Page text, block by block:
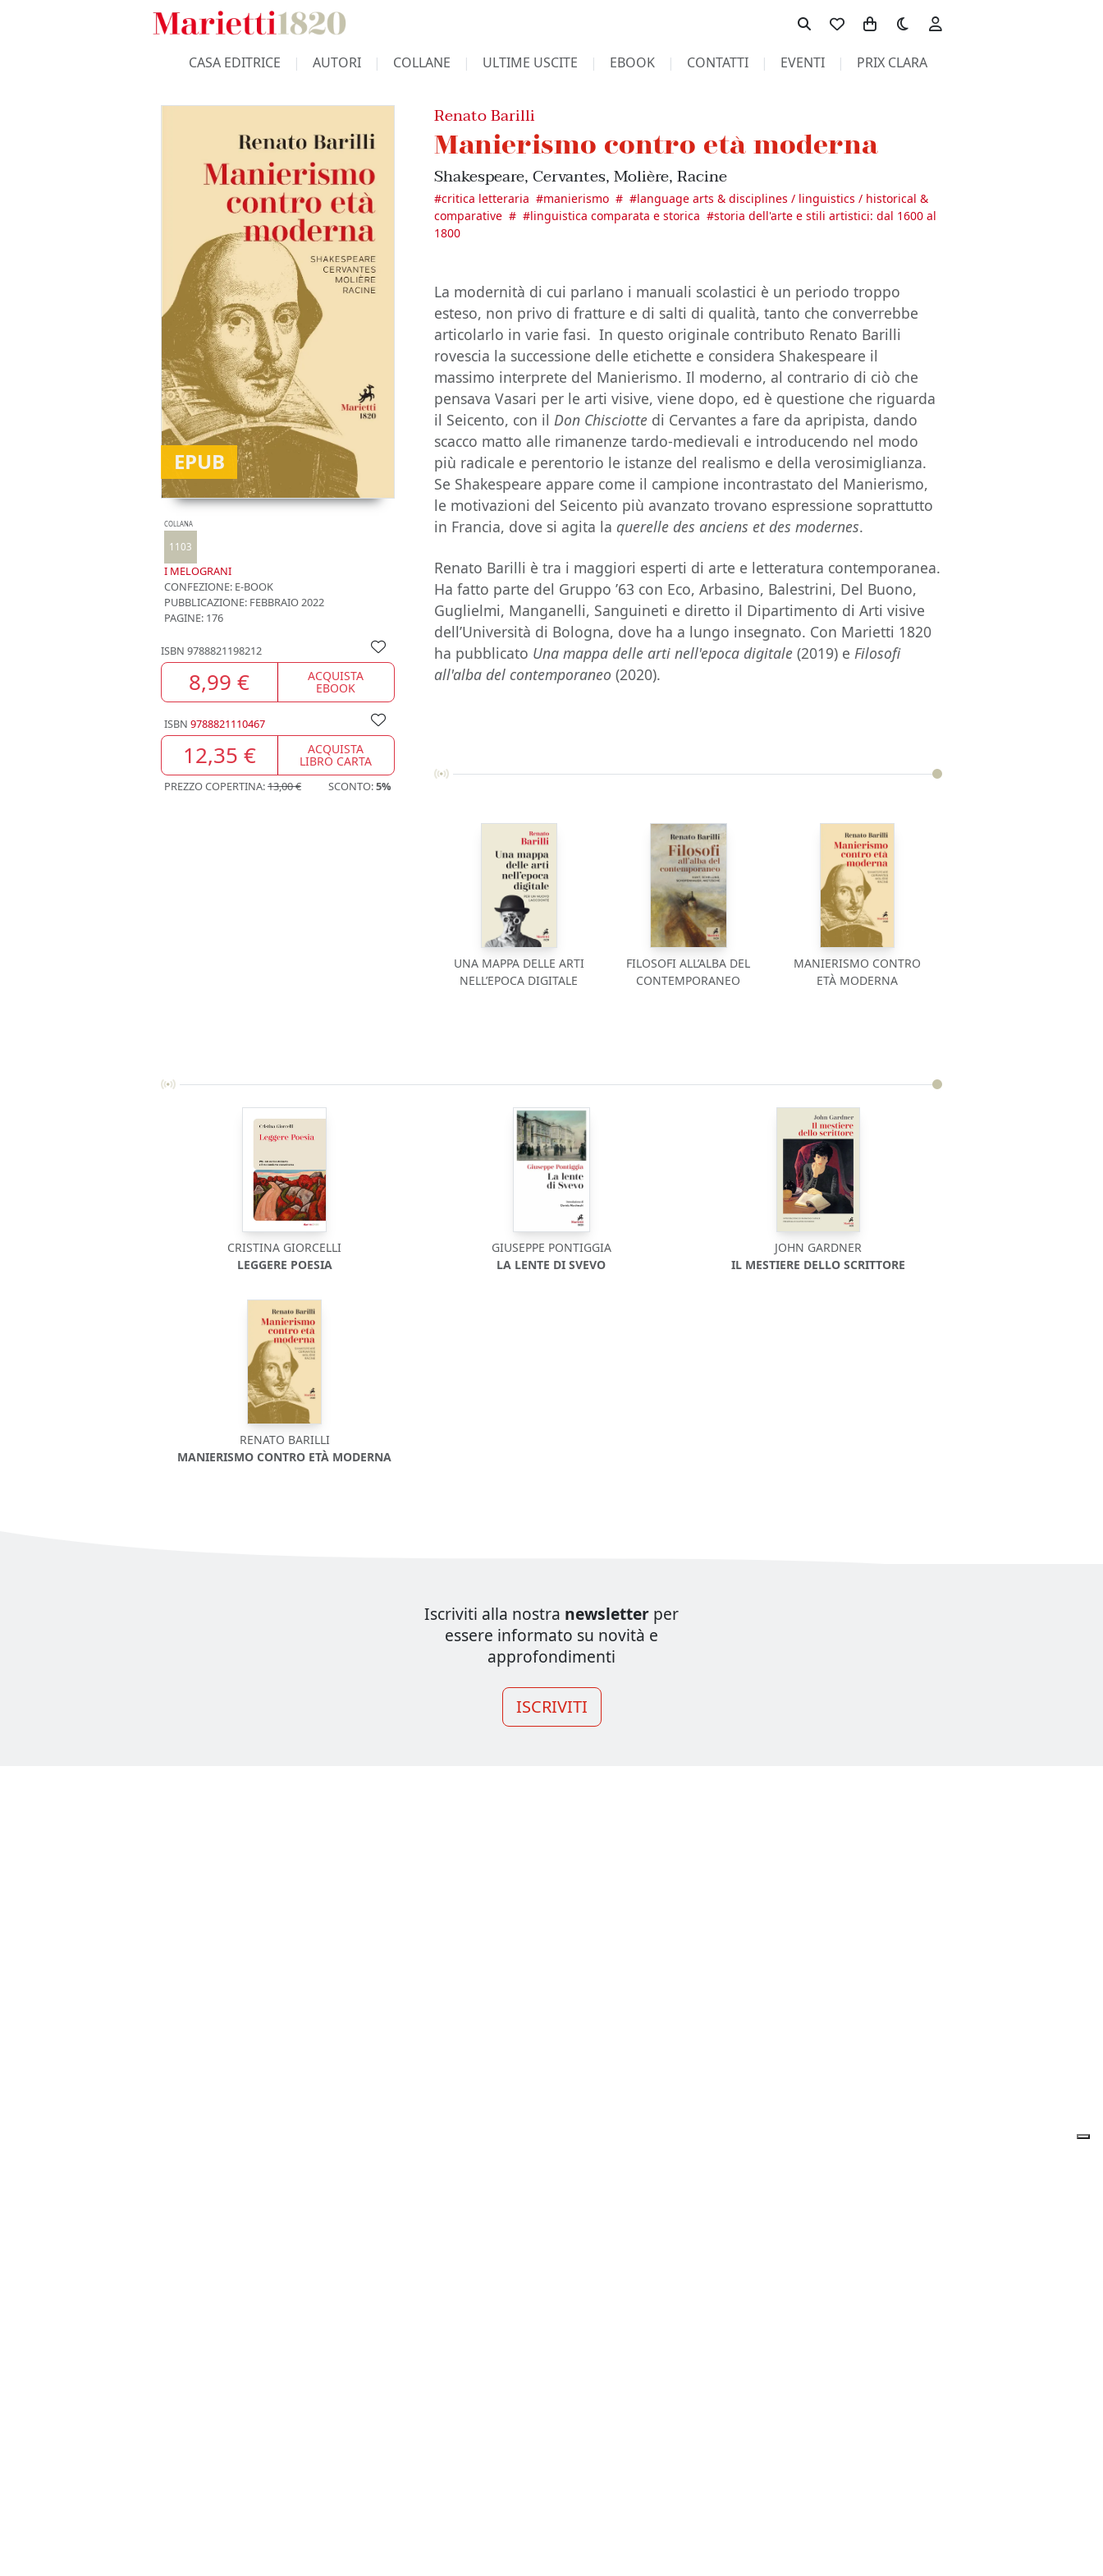
Toggle theme
CASA EDITRICE AUTORI COLLANE ULTIME USCITE EBOOK CONTATTI EVENTI PRIX CLARA
EPUB
COLLANA
1103
I MELOGRANI
CONFEZIONE: E-BOOK
PUBBLICAZIONE: FEBBRAIO 2022
PAGINE: 176
ISBN 9788821198212
8,99 € ACQUISTA
EBOOK
ISBN 9788821110467
12,35 € ACQUISTA
LIBRO CARTA
PREZZO COPERTINA:13,00 € SCONTO:5%
Renato Barilli
Manierismo contro età moderna
Shakespeare, Cervantes, Molière, Racine
#critica letteraria #manierismo # #language arts & disciplines / linguistics / historical &
comparative # #linguistica comparata e storica #storia dell'arte e stili artistici: dal 1600 al
1800
La modernità di cui parlano i manuali scolastici è un periodo troppo
esteso, non privo di fratture e di salti di qualità, tanto che converrebbe
articolarlo in varie fasi. In questo originale contributo Renato Barilli
rovescia la successione delle etichette e considera Shakespeare il
massimo interprete del Manierismo. Il moderno, al contrario di ciò che
pensava Vasari per le arti visive, viene dopo, ed è questione che riguarda
il Seicento, con ilDon Chisciotte di Cervantes a fare da apripista, dando
scacco matto alle rimanenze tardo-medievali e introducendo nel modo
più radicale e perentorio le istanze del realismo e della verosimiglianza.
Se Shakespeare appare come il campione incontrastato del Manierismo,
le motivazioni del Seicento più avanzato trovano espressione soprattutto
in Francia, dove si agita la querelle des anciens et des modernes.
Renato Barilli è tra i maggiori esperti di arte e letteratura contemporanea.
Ha fatto parte del Gruppo ’63 con Eco, Arbasino, Balestrini, Del Buono,
Guglielmi, Manganelli, Sanguineti e diretto il Dipartimento di Arti visive
dell’Università di Bologna, dove ha a lungo insegnato. Con Marietti 1820
ha pubblicato Una mappa delle arti nell'epoca digitale (2019) eFilosofi
all'alba del contemporaneo (2020).
UNA MAPPA DELLE ARTI
NELL’EPOCA DIGITALE
FILOSOFI ALL’ALBA DEL
CONTEMPORANEO
MANIERISMO CONTRO
ETÀ MODERNA
CRISTINA GIORCELLI
LEGGERE POESIA
GIUSEPPE PONTIGGIA
LA LENTE DI SVEVO
JOHN GARDNER
IL MESTIERE DELLO SCRITTORE
RENATO BARILLI
MANIERISMO CONTRO ETÀ MODERNA
Iscriviti alla nostra newsletter per
essere informato su novità e
approfondimenti
ISCRIVITI